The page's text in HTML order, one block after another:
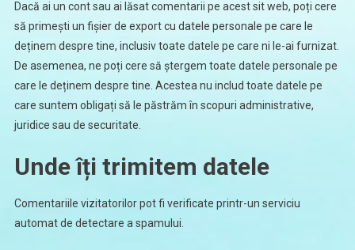
Dacă ai un cont sau ai lăsat comentarii pe acest sit web, poți cere
să primești un fișier de export cu datele personale pe care le
deținem despre tine, inclusiv toate datele pe care ni le-ai furnizat.
De asemenea, ne poți cere să ștergem toate datele personale pe
care le deținem despre tine. Acestea nu includ toate datele pe
care suntem obligați să le păstrăm în scopuri administrative,
juridice sau de securitate.
Unde îți trimitem datele
Comentariile vizitatorilor pot fi verificate printr-un serviciu
automat de detectare a spamului.